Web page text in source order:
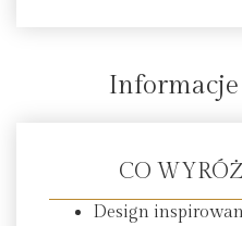
CO
Design